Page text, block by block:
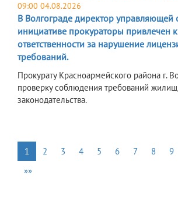
09:00 04.08.2026
В Волгограде директор управляющей
инициативе прокураторы привлечен к
ответственности за нарушение
требований.
Прокурату Красноармейского района г.
проверку соблюдения требований
законодательства.
1 2 3 4 5 6 7 8 9
»»